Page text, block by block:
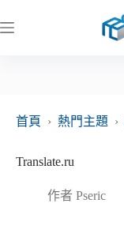
至
首頁
› 熱門主題 ›
Translate.ru
作者 Pseric